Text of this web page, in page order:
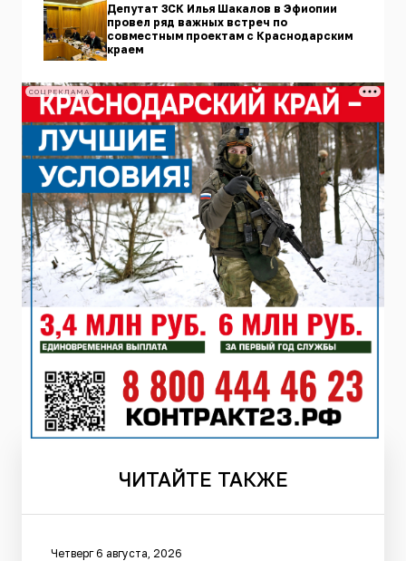
Депутат ЗСК Илья Шакалов в Эфиопии
провел ряд важных встреч по
совместным проектам с Краснодарским
краем
СОЦРЕКЛАМА
ЧИТАЙТЕ ТАКЖЕ
Четверг 6 августа, 2026